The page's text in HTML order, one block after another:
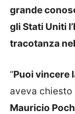
grande
gli Stati Uniti
tracotanza
“Puoi vincere
aveva chiesto
Mauricio